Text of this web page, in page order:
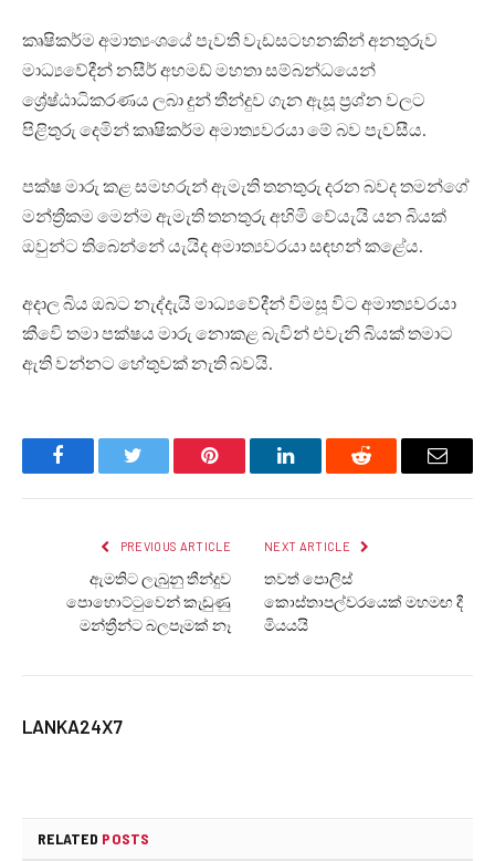
කෘෂිකර්ම අමාත්‍යංශයේ පැවති වැඩසටහනකින් අනතුරුව
මාධ්‍යවේදීන් නසීර් අහමඩ් මහතා සම්බන්ධයෙන්
ශ්‍රේෂ්ඨාධිකරණය ලබා දුන් තීන්දුව ගැන ඇසූ ප්‍රශ්න වලට
පිළිතුරු දෙමින් කෘෂිකර්ම අමාත්‍යවරයා මේ බව පැවසීය.
පක්ෂ මාරු කළ සමහරුන් ඇමැති තනතුරු දරන බවද තමන්ගේ
මන්ත්‍රීකම මෙන්ම ඇමැති තනතුරු අහිමි වේයැයි යන බියක්
ඔවුන්ට තිබෙන්නේ යැයිද අමාත්‍යවරයා සඳහන් කළේය.
අදාල බිය ඔබට නැද්දැයි මාධ්‍යවේදීන් විමසූ විට අමාත්‍යවරයා
කීවෙි තමා පක්ෂය මාරු නොකළ බැවින් එවැනි බියක් තමාට
ඇති වන්නට හේතුවක් නැති බවයි.
FacebookTwitter Pinterest LinkedInReddit Email
PREVIOUS ARTICLE
ඇමතිට ලැබුනු තීන්දුව
පොහොට්ටුවෙන් කැඩුණු
මන්ත්‍රීන්ට බලපෑමක් නෑ
NEXT ARTICLE
තවත් පොලිස්
කොස්තාපල්වරයෙක් මහමඟ දී
මියයයි
LANKA24X7
RELATED POSTS